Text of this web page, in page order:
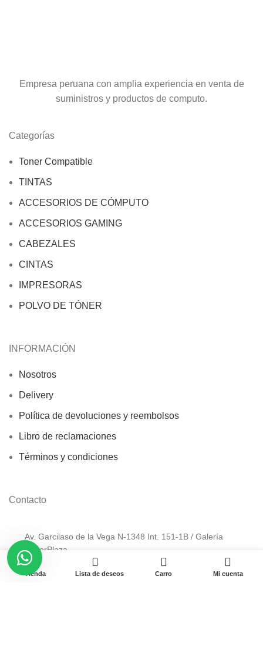
Empresa peruana con amplia experiencia en venta de
suministros y productos de computo.
Categorías
Toner Compatible
TINTAS
ACCESORIOS DE CÓMPUTO
ACCESORIOS GAMING
CABEZALES
CINTAS
IMPRESORAS
POLVO DE TÓNER
INFORMACIÓN
Nosotros
Delivery
Política de devoluciones y reembolsos
Libro de reclamaciones
Términos y condiciones
Contacto
Av. Garcilaso de la Vega N-1348 Int. 151-1B / Galería
CyberPlaza.
Teléfono: 912 265 501
Tienda Lista de deseos
0
Carro Mi cuenta